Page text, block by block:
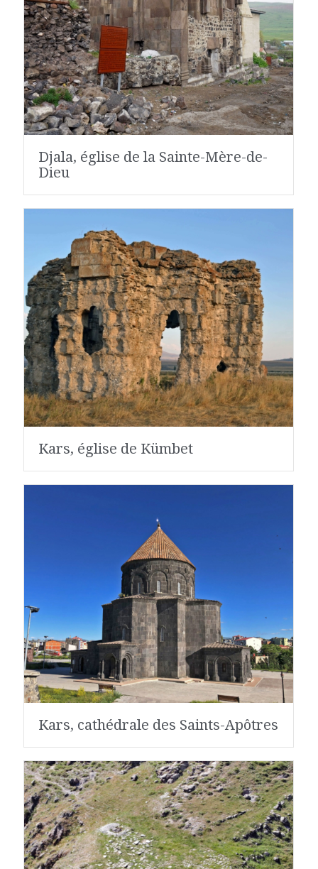
Djala, église de la Sainte-Mère-de-
Dieu
Kars, église de Kümbet
Kars, cathédrale des Saints-Apôtres